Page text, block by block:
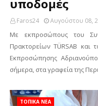
υποδομές
Faros24 Αυγούστου 08,
Με εκπροσώπους του
Πρακτορείων TÜRSAB και
Εκπροσώπησης
σήμερα, στα γραφεία της
ΤΟΠΙΚΑ ΝΕΑ